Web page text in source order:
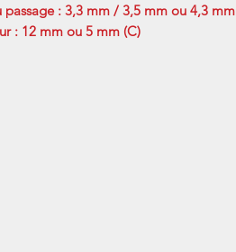
passage : 3,3 mm / 3,5 mm ou 4,3 mm
: 12 mm ou 5 mm (C)